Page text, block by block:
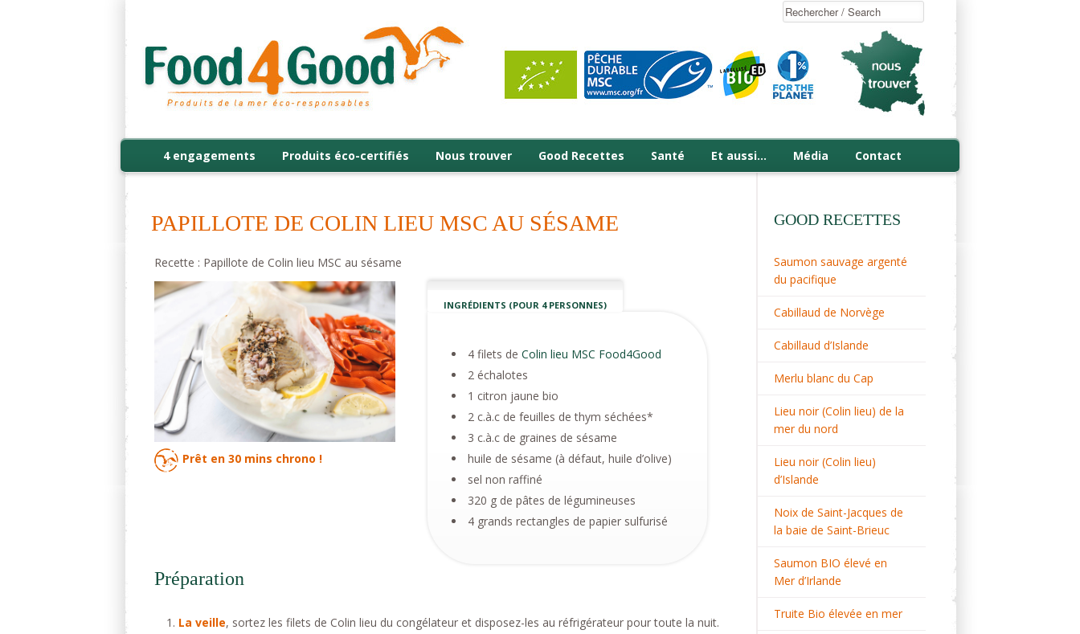
4 engagements Produits éco-certifiés Nous trouver Good Recettes Santé Et aussi… Média Contact
PAPILLOTE DE COLIN LIEU MSC AU SÉSAME
Recette : Papillote de Colin lieu MSC au sésame
Prêt en 30 mins chrono !
INGRÉDIENTS (POUR 4 PERSONNES)
4 filets deColin lieu MSC Food4Good
2 échalotes
1 citron jaune bio
2 c.à.c de feuilles de thym séchées*
3 c.à.c de graines de sésame
huile de sésame (à défaut, huile d’olive)
sel non raffiné
320 g de pâtes de légumineuses
4 grands rectangles de papier sulfurisé
Préparation
La veille, sortez les filets de Colin lieu du congélateur et disposez-les au réfrigérateur pour toute la nuit.
GOOD RECETTES
Saumon sauvage argenté
du pacifique
Cabillaud de Norvège
Cabillaud d’Islande
Merlu blanc du Cap
Lieu noir (Colin lieu) de la
mer du nord
Lieu noir (Colin lieu)
d’Islande
Noix de Saint-Jacques de
la baie de Saint-Brieuc
Saumon BIO élevé en
Mer d’Irlande
Truite Bio élevée en mer